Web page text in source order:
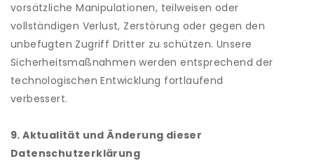
vorsätzliche Manipulationen, teilweisen oder
vollständigen Verlust, Zerstörung oder gegen den
unbefugten Zugriff Dritter zu schützen. Unsere
Sicherheitsmaßnahmen werden entsprechend der
technologischen Entwicklung fortlaufend
verbessert.
9. Aktualität und Änderung dieser
Datenschutzerklärung